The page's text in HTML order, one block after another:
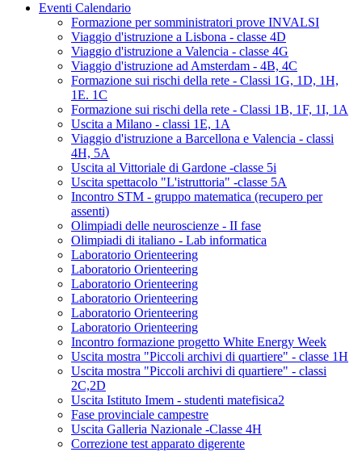
Eventi Calendario
Formazione per somministratori prove INVALSI
Viaggio d'istruzione a Lisbona - classe 4D
Viaggio d'istruzione a Valencia - classe 4G
Viaggio d'istruzione ad Amsterdam - 4B, 4C
Formazione sui rischi della rete - Classi 1G, 1D, 1H,
1E. 1C
Formazione sui rischi della rete - Classi 1B, 1F, 1I, 1A
Uscita a Milano - classi 1E, 1A
Viaggio d'istruzione a Barcellona e Valencia - classi
4H, 5A
Uscita al Vittoriale di Gardone -classe 5i
Uscita spettacolo "L'istruttoria" -classe 5A
Incontro STM - gruppo matematica (recupero per
assenti)
Olimpiadi delle neuroscienze - II fase
Olimpiadi di italiano - Lab informatica
Laboratorio Orienteering
Laboratorio Orienteering
Laboratorio Orienteering
Laboratorio Orienteering
Laboratorio Orienteering
Laboratorio Orienteering
Incontro formazione progetto White Energy Week
Uscita mostra "Piccoli archivi di quartiere" - classe 1H
Uscita mostra "Piccoli archivi di quartiere" - classi
2C,2D
Uscita Istituto Imem - studenti matefisica2
Fase provinciale campestre
Uscita Galleria Nazionale -Classe 4H
Correzione test apparato digerente